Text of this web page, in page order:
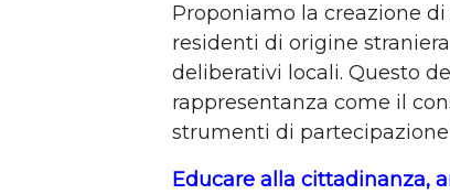
Proponiamo la creazione
residenti di origine
deliberativi locali. Questo
rappresentanza come il
strumenti di
Educare alla cittadinanza,